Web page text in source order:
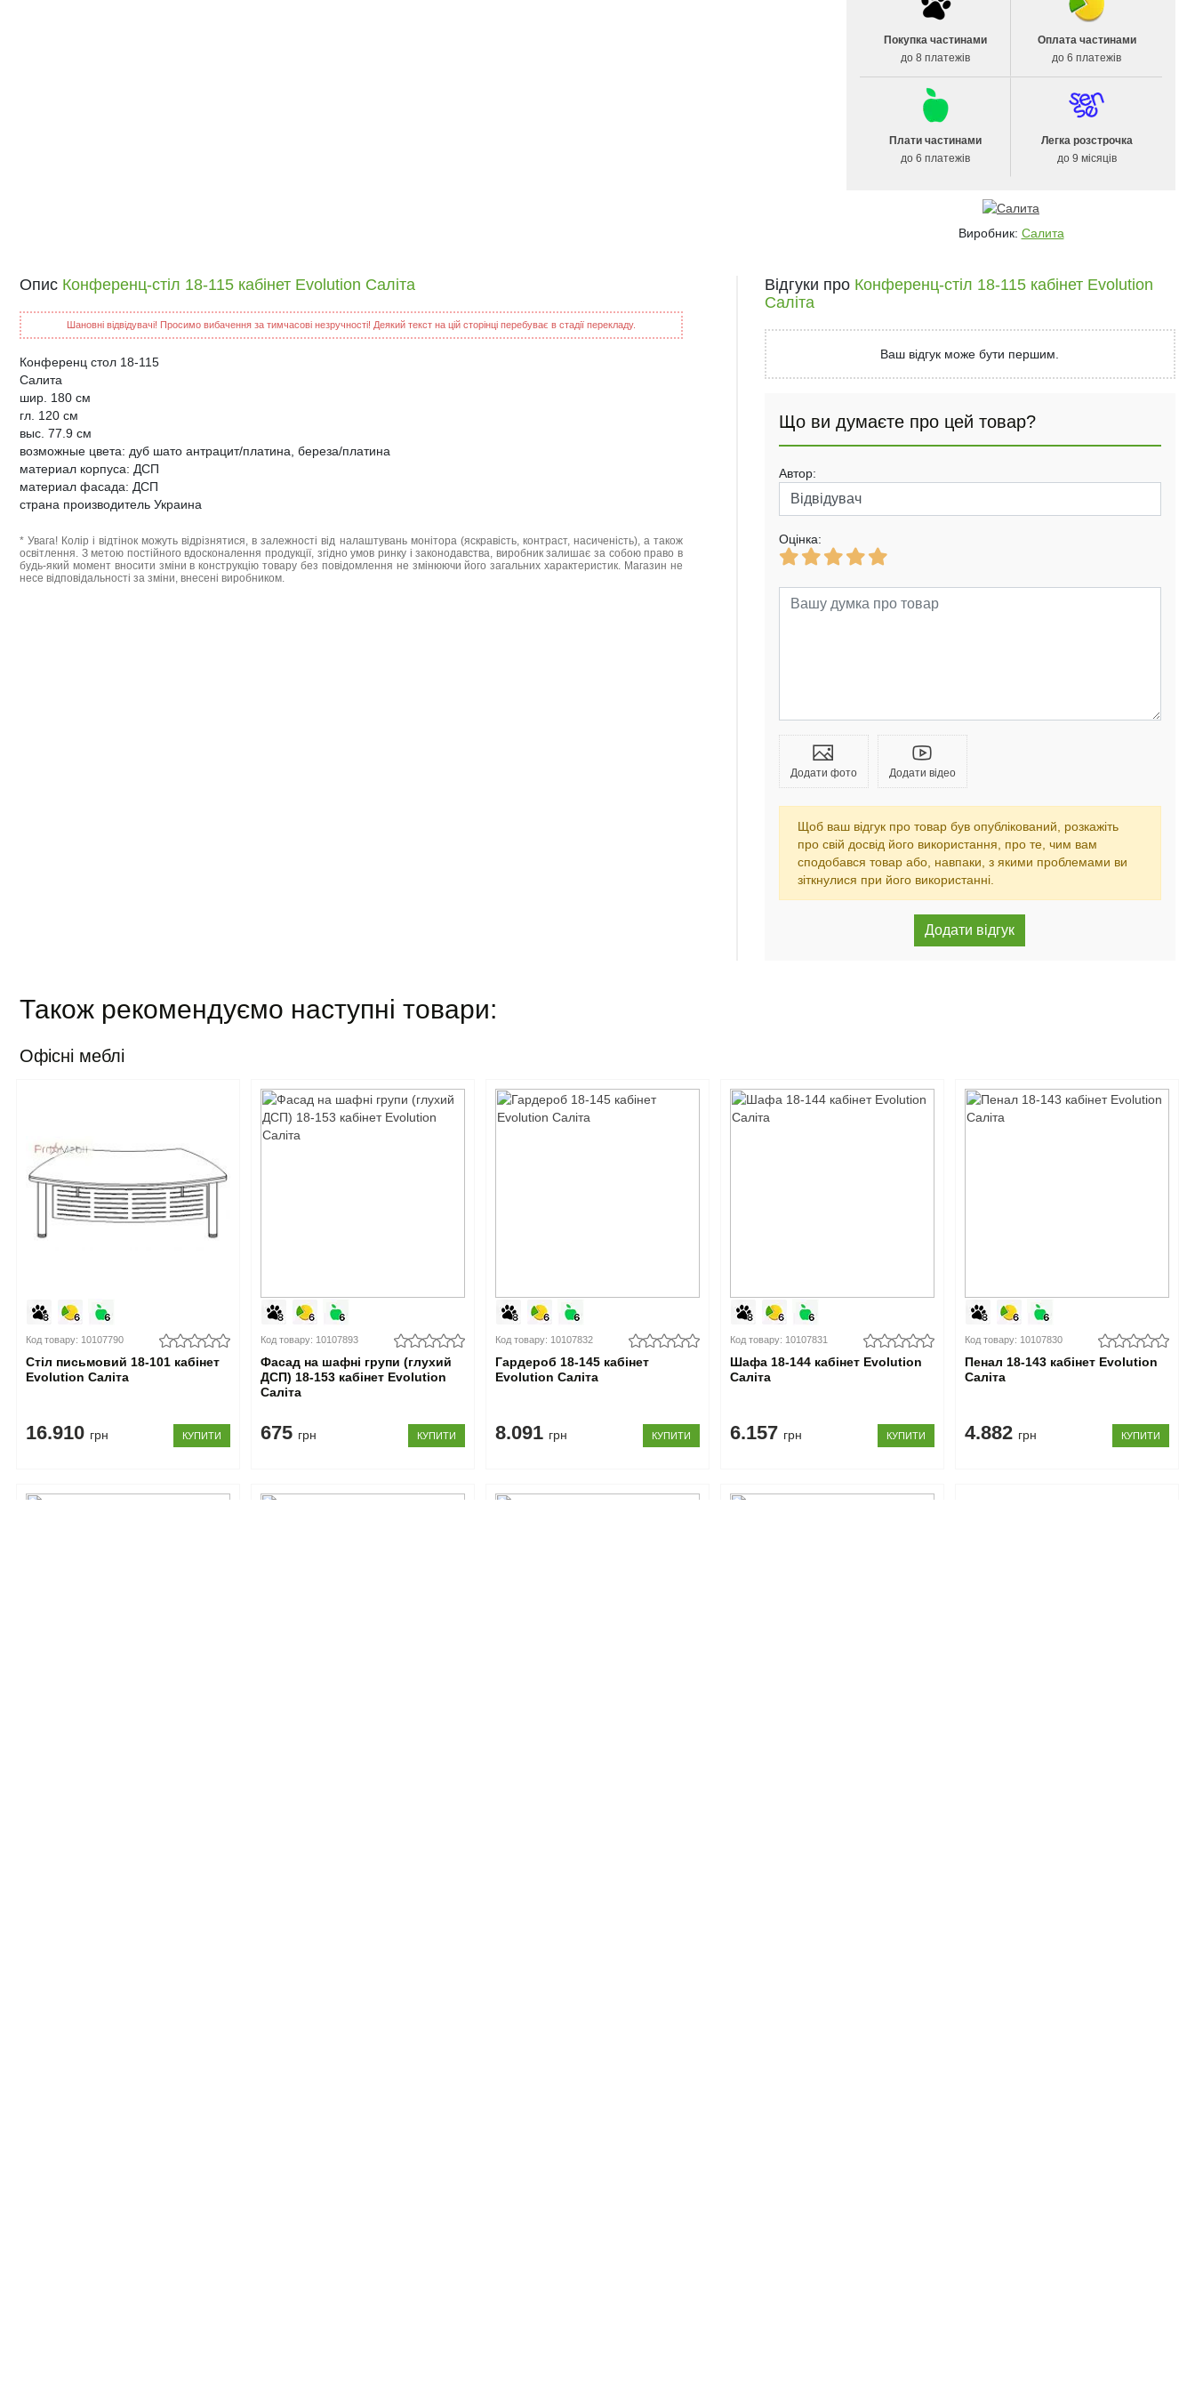
Покупка частинами
до 8 платежів
Оплата частинами
до 6 платежів
Плати частинами
до 6 платежів
Легка розстрочка
до 9 місяців
Виробник: Салита
Опис Конференц-стіл 18-115 кабінет Evolution Саліта
Шановні відвідувачі! Просимо вибачення за тимчасові незручності! Деякий текст на цій сторінці перебуває в стадії перекладу.
Конференц стол 18-115
Салита
шир. 180 см
гл. 120 см
выс. 77.9 см
возможные цвета: дуб шато антрацит/платина, береза/платина
материал корпуса: ДСП
материал фасада: ДСП
страна производитель Украина
* Увага! Колір і відтінок можуть відрізнятися, в залежності від налаштувань монітора (яскравість, контраст, насиченість), а також
освітлення. З метою постійного вдосконалення продукції, згідно умов ринку і законодавства, виробник залишає за собою право в
будь-який момент вносити зміни в конструкцію товару без повідомлення не змінюючи його загальних характеристик. Магазин не
несе відповідальності за зміни, внесені виробником.
Відгуки про Конференц-стіл 18-115 кабінет Evolution
Саліта
Ваш відгук може бути першим.
Що ви думаєте про цей товар?
Автор:
Оцінка:
Додати фото Додати відео
Щоб ваш відгук про товар був опублікований, розкажіть
про свій досвід його використання, про те, чим вам
сподобався товар або, навпаки, з якими проблемами ви
зіткнулися при його використанні.
Також рекомендуємо наступні товари:
Офісні меблі
Код товару: 10107790
Стіл письмовий 18-101 кабінет
Evolution Саліта
16.910 грн КУПИТИ
Код товару: 10107893
Фасад на шафні групи (глухий
ДСП) 18-153 кабінет Evolution
Саліта
675 грн КУПИТИ
Код товару: 10107832
Гардероб 18-145 кабінет
Evolution Саліта
8.091 грн КУПИТИ
Код товару: 10107831
Шафа 18-144 кабінет Evolution
Саліта
6.157 грн КУПИТИ
Код товару: 10107830
Пенал 18-143 кабінет Evolution
Саліта
4.882 грн КУПИТИ